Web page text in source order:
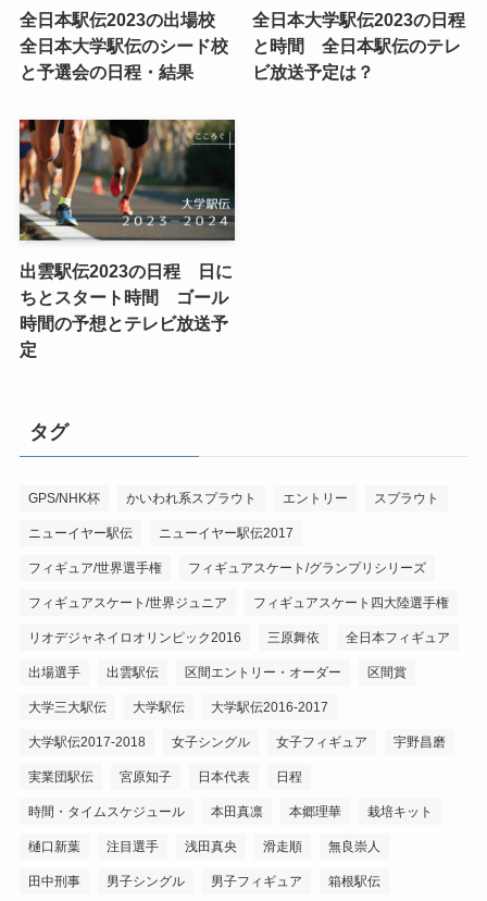
全日本駅伝2023の出場校
全日本大学駅伝のシード校
と予選会の日程・結果
全日本大学駅伝2023の日程
と時間 全日本駅伝のテレ
ビ放送予定は？
出雲駅伝2023の日程 日に
ちとスタート時間 ゴール
時間の予想とテレビ放送予
定
タグ
GPS/NHK杯 かいわれ系スプラウト エントリー スプラウト
ニューイヤー駅伝 ニューイヤー駅伝2017
フィギュア/世界選手権 フィギュアスケート/グランプリシリーズ
フィギュアスケート/世界ジュニア フィギュアスケート四大陸選手権
リオデジャネイロオリンピック2016 三原舞依 全日本フィギュア
出場選手 出雲駅伝 区間エントリー・オーダー 区間賞
大学三大駅伝 大学駅伝 大学駅伝2016-2017
大学駅伝2017-2018 女子シングル 女子フィギュア 宇野昌磨
実業団駅伝 宮原知子 日本代表 日程
時間・タイムスケジュール 本田真凛 本郷理華 栽培キット
樋口新葉 注目選手 浅田真央 滑走順 無良崇人
田中刑事 男子シングル 男子フィギュア 箱根駅伝